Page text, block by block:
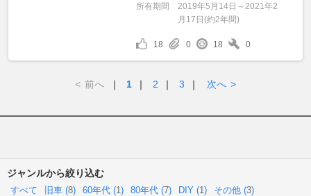
所有期間
2019年5月14日～2021年2
月17日(約2年間)
18 0 18 0
< 前へ ｜ 1 ｜ 2 ｜ 3 ｜ 次へ >
ジャンルから絞り込む
すべて 旧車 (8) 60年代 (1 ) 80年代 (7) DIY (1 ) その他 (3)